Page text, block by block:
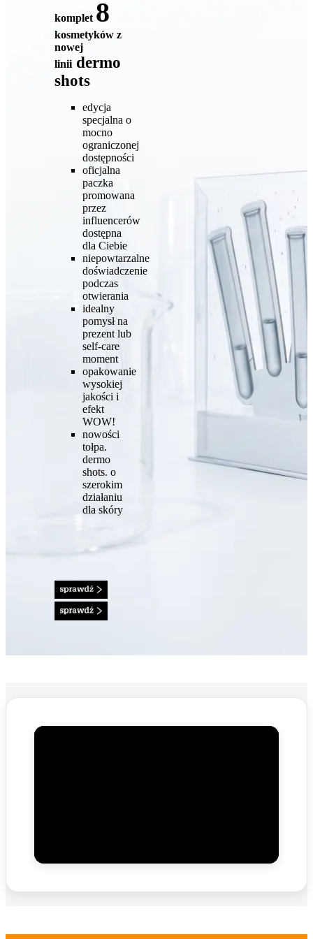
komplet 8
kosmetyków z
nowej
liniidermo
shots
edycja
specjalna o
mocno
ograniczonej
dostępności
oficjalna
paczka
promowana
przez
influencerów
dostępna
dla Ciebie
niepowtarzalne
doświadczenie
podczas
otwierania
idealny
pomysł na
prezent lub
self-care
moment
opakowanie
wysokiej
jakości i
efekt
WOW!
nowości
tołpa.
dermo
shots. o
szerokim
działaniu
dla skóry